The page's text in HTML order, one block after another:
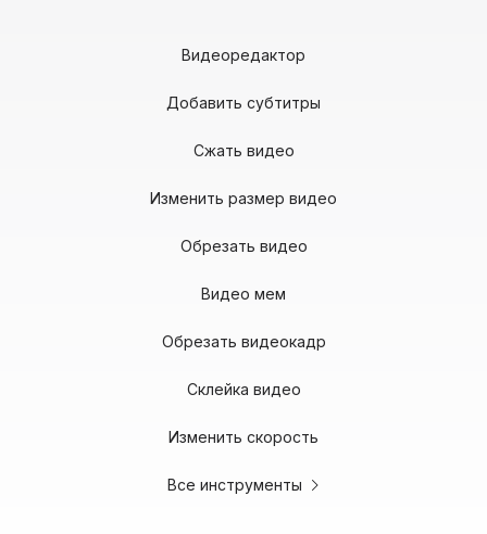
Видеоредактор
Добавить субтитры
Сжать видео
Изменить размер видео
Обрезать видео
Видео мем
Обрезать видеокадр
Склейка видео
Изменить скорость
Все инструменты